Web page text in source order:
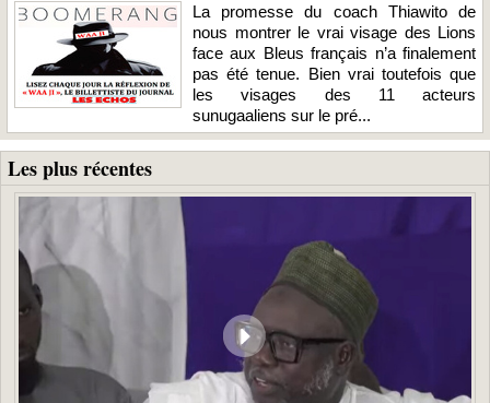
La promesse du coach Thiawito de
nous montrer le vrai visage des Lions
face aux Bleus français n’a finalement
pas été tenue. Bien vrai toutefois que
les visages des 11 acteurs
sunugaaliens sur le pré...
Les plus récentes